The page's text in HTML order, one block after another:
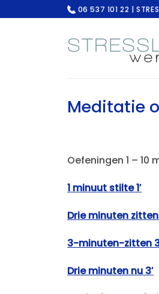
naar
06 537 101 22 |
Meditatie
Oefeningen 1 – 10
1 minuut stilte 1′
Drie minuten zitten
3-minuten-zitten
Drie minuten nu 3′